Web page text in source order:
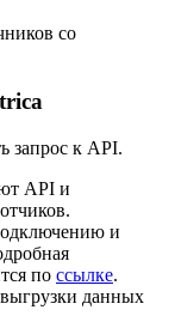
со
запрос к API.
API и
и
по ссылке.
данных